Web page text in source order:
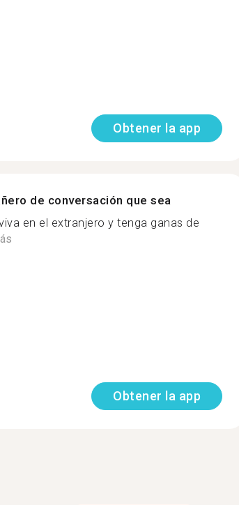
Obtener la app
de conversación que sea
en el extranjero y tenga ganas de
Obtener la app